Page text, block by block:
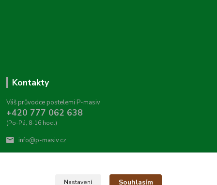
Kontakty
Váš průvodce postelemi P-masiv
+420 777 062 638
(Po-Pá, 8-16 hod.)
info@p-masiv.cz
Nastavení Souhlasím